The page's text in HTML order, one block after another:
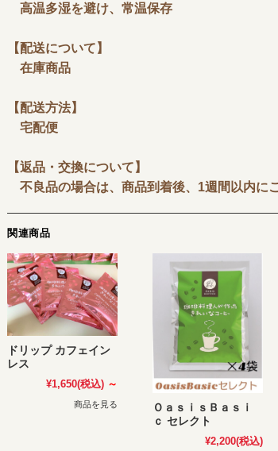
高温多湿を避け、常温保存
【配送について】
在庫商品
【配送方法】
宅配便
【返品・交換について】
不良品の場合は、商品到着後、1週間以内に
関連商品
ドリップ カフェイン
レス
¥1,650(税込) ～
商品を見る
ＯａｓｉｓＢａｓｉ
ｃ セレクト
¥2,200(税込)